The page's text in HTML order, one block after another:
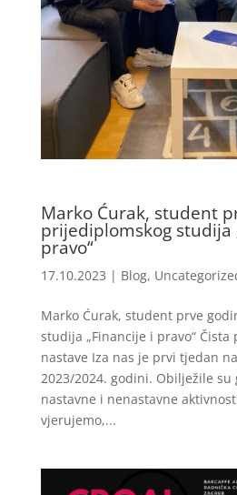
Marko Ćurak, student
prijediplomskog studija
pravo“
17.10.2023 | Blog,
Marko Ćurak, student prve
studija „Financije i pravo“
nastave Iza nas je prvi tjedan
2023/2024. godini. Obilježile su
nastavne i nenastavne
vjerujemo,...